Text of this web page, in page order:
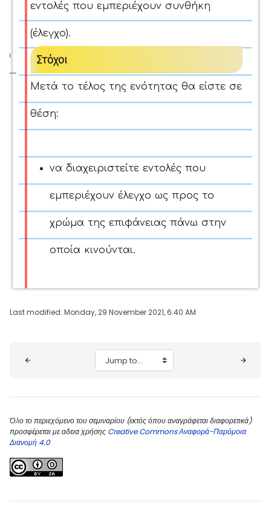
εντολές που εμπεριέχουν συνθήκη
(έλεγχο).
Στόχοι
Μετά το τέλος της ενότητας θα είστε σε
θέση:
να διαχειριστείτε εντολές που
εμπεριέχουν έλεγχο ως προς το
χρώμα της επιφάνειας πάνω στην
οποία κινούνται.
Last modified: Monday, 29 November 2021, 6:40 AM
Jump to...
Όλο το περιεχόμενο του σεμιναρίου (εκτός όπου αναγράφεται διαφορετικά)
προσφέρεται με αδεια χρήσης Creative Commons Αναφορά-Παρόμοια
Διανομή 4.0